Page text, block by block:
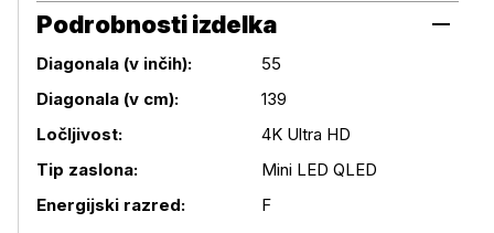
Podrobnosti izdelka
Podrobnosti izdelka
Diagonala (v inčih):
55
Diagonala (v cm):
139
Ločljivost:
4K Ultra HD
Tip zaslona:
Mini LED QLED
Energijski razred:
F